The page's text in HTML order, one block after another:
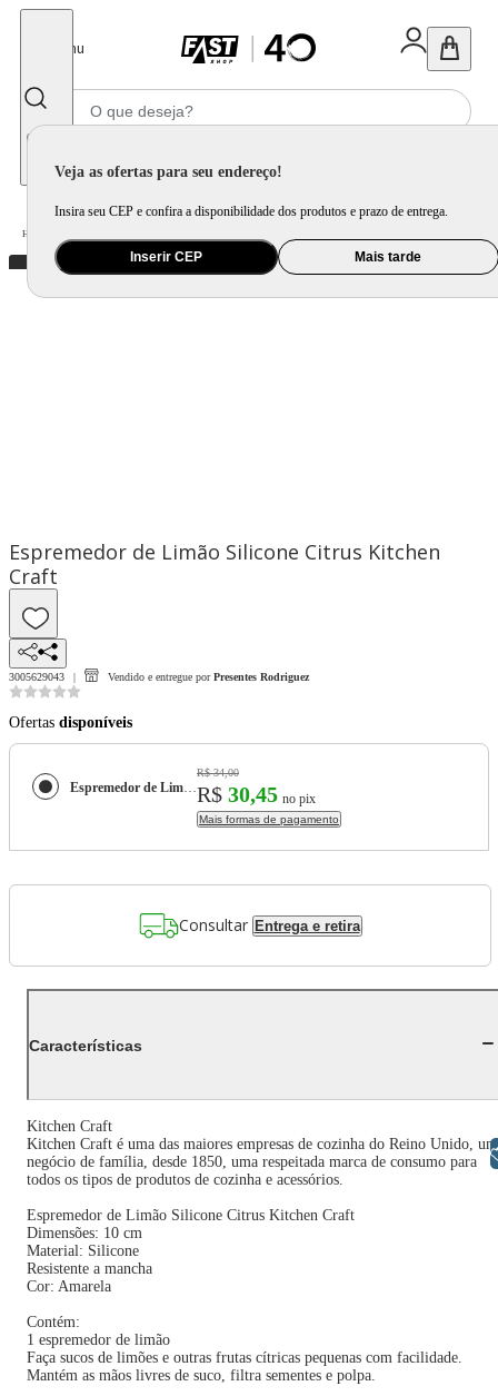
Menu
Veja as ofertas para seu endereço!
Insira seu CEP e confira a disponibilidade dos produtos e prazo de entrega.
Inserir CEP Mais tarde
Home
Espremedor de Limão Silicone Citrus Kitchen
Craft
3005629043 Vendido e entregue por Presentes Rodriguez
Ofertas disponíveis
Espremedor de Limão Silicone Citrus Kitchen Craft
R$ 34,00
R$ 30,45 no pix
Mais formas de pagamento
Consultar Entrega e retira
Características
Kitchen Craft
Kitchen Craft é uma das maiores empresas de cozinha do Reino Unido, um
negócio de família, desde 1850, uma respeitada marca de consumo para
todos os tipos de produtos de cozinha e acessórios.
Espremedor de Limão Silicone Citrus Kitchen Craft
Dimensões: 10 cm
Material: Silicone
Resistente a mancha
Cor: Amarela
Contém:
1 espremedor de limão
Faça sucos de limões e outras frutas cítricas pequenas com facilidade.
Mantém as mãos livres de suco, filtra sementes e polpa.
Libras